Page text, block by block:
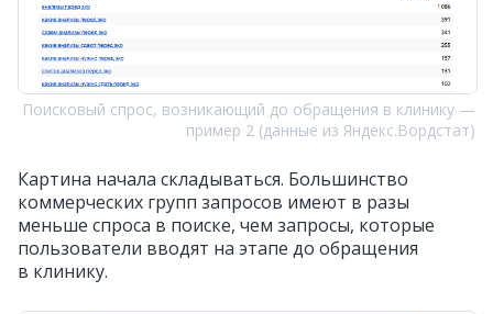
Поисковый спрос, возникающий до обращения в клинику —
пример 2 (данные из Яндекс.Вордстат)
Картина начала складываться. Большинство
коммерческих групп запросов имеют в разы
меньше спроса в поиске, чем запросы, которые
пользователи вводят на этапе до обращения
в клинику.